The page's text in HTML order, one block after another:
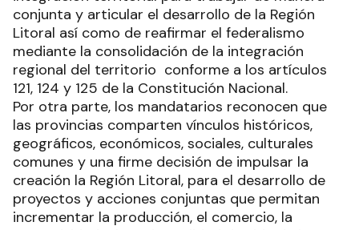
conjunta y articular el desarrollo de la Región
Litoral así como de reafirmar el federalismo
mediante la consolidación de la integración
regional del territorio conforme a los artículos
121, 124 y 125 de la Constitución Nacional.
Por otra parte, los mandatarios reconocen que
las provincias comparten vínculos históricos,
geográficos, económicos, sociales, culturales
comunes y una firme decisión de impulsar la
creación la Región Litoral, para el desarrollo de
proyectos y acciones conjuntas que permitan
incrementar la producción, el comercio, la